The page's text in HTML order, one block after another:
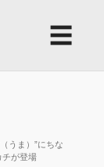
☰
うま）”にちな
チが登場